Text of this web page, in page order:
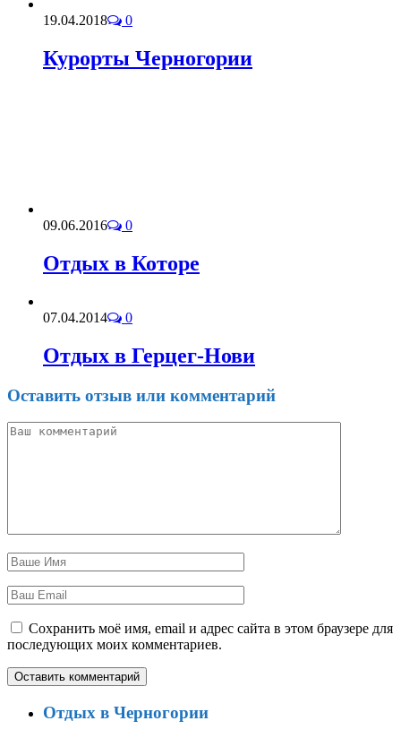
19.04.2018 0
Курорты Черногории
09.06.2016 0
Отдых в Которе
07.04.2014 0
Отдых в Герцег-Нови
Оставить отзыв или комментарий
Сохранить моё имя, email и адрес сайта в этом браузере для
последующих моих комментариев.
Отдых в Черногории